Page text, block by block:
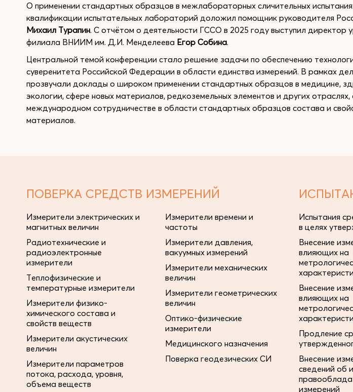
О применении стандартных образцов в межлабораторных сличительных
квалификации испытательных лабораторий доложил помощник руководителя
Михаил Турапин. С отчётом о деятельности ГССО в 2025 году выступил директор
филиала ВНИИМ им. Д.И. Менделеева Егор Собина.
Центральной темой конференции стало решение задачи по обеспечению
суверенитета Российской Федерации в области единства измерений. В рамках
прозвучали доклады о широком применении стандартных образцов в медицине,
экологии, сфере новых материалов, редкоземельных элементов и других
международном сотрудничестве в области стандартных образцов состава и
материалов.
ПОВЕРКА СРЕДСТВ ИЗМЕРЕНИЙ
Измерители электрических и
магнитных величин
Радиотехнические и
радиоэлектронные
измерители
Теплофизические и
температурные измерители
Измерители физико-
химического состава и
свойств веществ
Измерители акустических
величин
Измерители параметров
потока, расхода, уровня,
объема веществ
Измерители времени и
частоты
Измерители давления,
вакуумных измерений
Измерители механических
величин
Измерители геометрических
величин
Оптико-физические
измерители
Медицинского назначения
Поверка геодезических СИ
Испытания
в целях
Внесение
влияющих на
Внесение
влияющих на
Продление
Внесение
сведений об
измерений